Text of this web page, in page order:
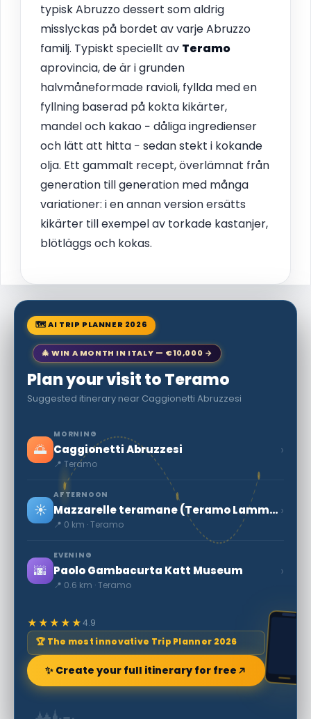
typisk Abruzzo dessert som aldrig
misslyckas på bordet av varje Abruzzo
familj. Typiskt speciellt av Teramo
aprovincia, de är i grunden
halvmåneformade ravioli, fyllda med en
fyllning baserad på kokta kikärter,
mandel och kakao − dåliga ingredienser
och lätt att hitta − sedan stekt i kokande
olja. Ett gammalt recept, överlämnat från
generation till generation med många
variationer: i en annan version ersätts
kikärter till exempel av torkade kastanjer,
blötläggs och kokas.
🗺 AI TRIP PLANNER 2026
🎄 WIN A MONTH IN ITALY — €10,000 →
Plan your visit to Teramo
Suggested itinerary near Caggionetti Abruzzesi
🌅
MORNING
Caggionetti Abruzzesi
📍 Teramo
›
☀️
AFTERNOON
Mazzarelle teramane (Teramo Lammrullar)
📍 0 km · Teramo
›
🌆
EVENING
Paolo Gambacurta Katt Museum
📍 0.6 km · Teramo
›
★★★★★4.9
🏆 The most innovative Trip Planner 2026
✨ Create your full itinerary for free